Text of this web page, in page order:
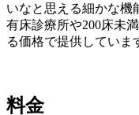
いなと思える細かな機
有床診療所や200床未
る価格で提供していま
料金